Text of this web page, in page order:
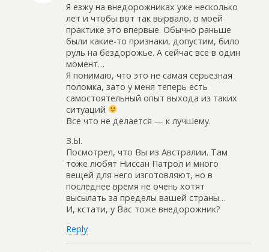
Я езжу на внедорожниках уже несколько
лет и чтобы вот так вырвало, в моей
практике это впервые. Обычно раньше
были какие-то признаки, допустим, било
руль на бездорожье. А сейчас все в один
момент…
Я понимаю, что это не самая серьезная
поломка, зато у меня теперь есть
самостоятельный опыт выхода из таких
ситуаций
Все что не делается — к лучшему.
З.Ы.
Посмотрел, что Вы из Австралии. Там
тоже любят Ниссан Патрол и много
вещей для него изготовляют, но в
последнее время не очень хотят
высылать за пределы вашей страны…
И, кстати, у Вас тоже внедорожник?
Reply